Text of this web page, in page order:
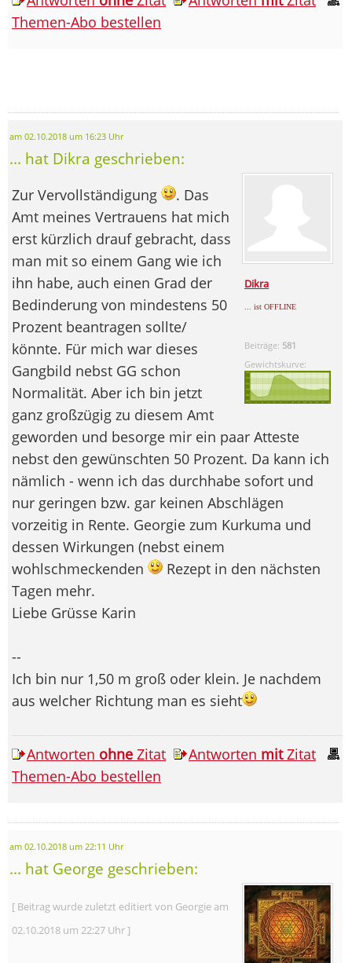
Themen-Abo bestellen
am 02.10.2018 um 16:23 Uhr
... hat Dikra geschrieben:
Dikra
... ist OFFLINE
Beiträge: 581
Gewichtskurve:
Zur Vervollständigung
. Das
Amt meines Vertrauens hat mich
erst kürzlich drauf gebracht, dass
man mit so einem Gang wie ich
ihn habe, auch einen Grad der
Bedinderung von mindestens 50
Prozent beantragen sollte/
könnte. Für mich war dieses
Gangbild nebst GG schon
Normalität. Aber ich bin jetzt
ganz großzügig zu diesem Amt
geworden und besorge mir ein paar Atteste
nebst den gewünschten 50 Prozent. Da kann ich
nämlich - wenn ich das durchhabe sofort und
nur geringen bzw. gar keinen Abschlägen
vorzeitig in Rente. Georgie zum Kurkuma und
dessen Wirkungen (nebst einem
wohlschmeckenden
Rezept in den nächsten
Tagen mehr.
Liebe Grüsse Karin
--
Ich bin nur 1,50 m groß oder klein. Je nachdem
aus welcher Richtung man es sieht
Antworten ohne Zitat Antworten mitZitat
Themen-Abo bestellen
am 02.10.2018 um 22:11 Uhr
... hat George geschrieben:
[ Beitrag wurde zuletzt editiert von Georgie am
02.10.2018 um 22:27 Uhr ]